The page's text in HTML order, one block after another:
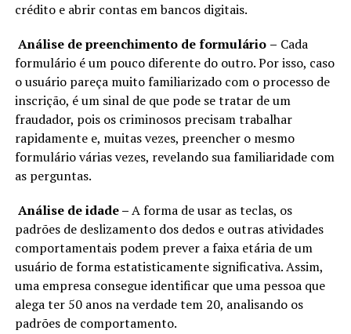
crédito e abrir contas em bancos digitais.
Análise de preenchimento de formulário – Cada
formulário é um pouco diferente do outro. Por isso, caso
o usuário pareça muito familiarizado com o processo de
inscrição, é um sinal de que pode se tratar de um
fraudador, pois os criminosos precisam trabalhar
rapidamente e, muitas vezes, preencher o mesmo
formulário várias vezes, revelando sua familiaridade com
as perguntas.
Análise de idade –A forma de usar as teclas, os
padrões de deslizamento dos dedos e outras atividades
comportamentais podem prever a faixa etária de um
usuário de forma estatisticamente significativa. Assim,
uma empresa consegue identificar que uma pessoa que
alega ter 50 anos na verdade tem 20, analisando os
padrões de comportamento.